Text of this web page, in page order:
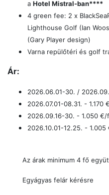
a Hotel Mistral-ban****
4 green fee: 2 x
Lighthouse Golf (Ian
(Gary Player design)
Varna repülőtéri és golf
Ár:
2026.06.01-30. /
2026.07.01-08.31. - 1.170
2026.09.16-30. - 1.050 €/
2026.10.01-12.25. - 1.005
Az árak minimum 4 fő
Egyágyas felár kérésre